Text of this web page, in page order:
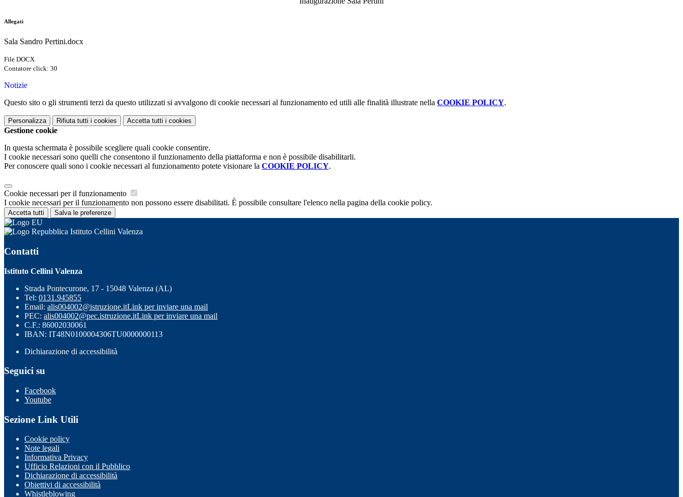
Allegati
Sala Sandro Pertini.docx
File DOCX
Contatore click: 30
Notizie
Questo sito o gli strumenti terzi da questo utilizzati si avvalgono di cookie necessari al funzionamento ed utili alle finalità illustrate nella COOKIE POLICY.
Personalizza Rifiuta tutti i cookies Accetta tutti i cookies
Gestione cookie
In questa schermata è possibile scegliere quali cookie consentire.
I cookie necessari sono quelli che consentono il funzionamento della piattaforma e non è possibile disabilitarli.
Per conoscere quali sono i cookie necessari al funzionamento potete visionare la COOKIE POLICY.
Cookie necessari per il funzionamento
I cookie necessari per il funzionamento non possono essere disabilitati. È possibile consultare l'elenco nella pagina della cookie policy.
Accetta tutti Salva le preferenze
Istituto Cellini Valenza
Contatti
Istituto Cellini Valenza
Strada Pontecurone, 17 - 15048 Valenza (AL)
Tel: 0131.945855
Email: alis004002@istruzione.itLink per inviare una mail
PEC: alis004002@pec.istruzione.itLink per inviare una mail
C.F.: 86002030061
IBAN: IT48N0100004306TU0000000113
Dichiarazione di accessibilità
Seguici su
Facebook
Youtube
Sezione Link Utili
Cookie policy
Note legali
Informativa Privacy
Ufficio Relazioni con il Pubblico
Dichiarazione di accessibilità
Obiettivi di accessibilità
Whistleblowing